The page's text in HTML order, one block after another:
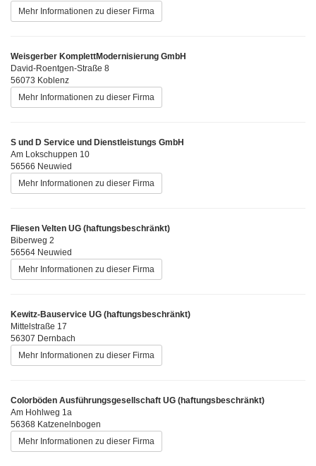
Mehr Informationen zu dieser Firma
Weisgerber KomplettModernisierung GmbH
David-Roentgen-Straße 8
56073 Koblenz
Mehr Informationen zu dieser Firma
S und D Service und Dienstleistungs GmbH
Am Lokschuppen 10
56566 Neuwied
Mehr Informationen zu dieser Firma
Fliesen Velten UG (haftungsbeschränkt)
Biberweg 2
56564 Neuwied
Mehr Informationen zu dieser Firma
Kewitz-Bauservice UG (haftungsbeschränkt)
Mittelstraße 17
56307 Dernbach
Mehr Informationen zu dieser Firma
Colorböden Ausführungsgesellschaft UG (haftungsbeschränkt)
Am Hohlweg 1a
56368 Katzenelnbogen
Mehr Informationen zu dieser Firma